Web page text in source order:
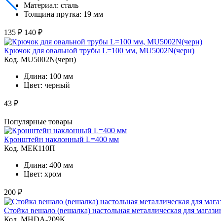
Материал: сталь
Толщина прутка: 19 мм
135 ₽ 140 ₽
Крючок для овальной трубы L=100 мм, MU5002N(черн)
Код. MU5002N(черн)
Длина: 100 мм
Цвет: черный
43 ₽
Популярные товары
Кронштейн наклонный L=400 мм
Код. MЕК110П
Длина: 400 мм
Цвет: хром
200 ₽
Стойка вешало (вешалка) настольная металлическая для
Код. MHDA-209K